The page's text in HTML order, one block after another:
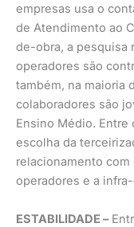
empresas usa o
de Atendimento ao
de-obra, a pesquisa
operadores são
também, na maioria
colaboradores são
Ensino Médio.
escolha da
relacionamento
operadores e a
ESTABILIDADE –